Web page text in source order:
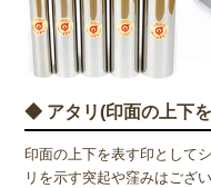
◆ アタリ(印面の上下
印面の上下を表す印として
リを示す突起や窪みはござい